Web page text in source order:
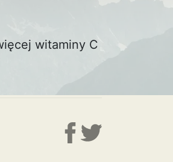
witaminy C